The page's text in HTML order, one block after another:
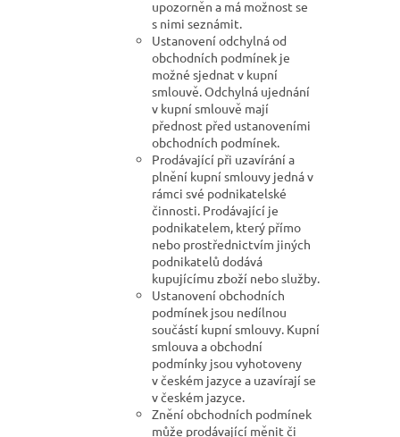
upozorněn a má možnost se
s nimi seznámit.
Ustanovení odchylná od
obchodních podmínek je
možné sjednat v kupní
smlouvě. Odchylná ujednání
v kupní smlouvě mají
přednost před ustanoveními
obchodních podmínek.
Prodávající při uzavírání a
plnění kupní smlouvy jedná v
rámci své podnikatelské
činnosti. Prodávající je
podnikatelem, který přímo
nebo prostřednictvím jiných
podnikatelů dodává
kupujícímu zboží nebo služby.
Ustanovení obchodních
podmínek jsou nedílnou
součástí kupní smlouvy. Kupní
smlouva a obchodní
podmínky jsou vyhotoveny
v českém jazyce a uzavírají se
v českém jazyce.
Znění obchodních podmínek
může prodávající měnit či